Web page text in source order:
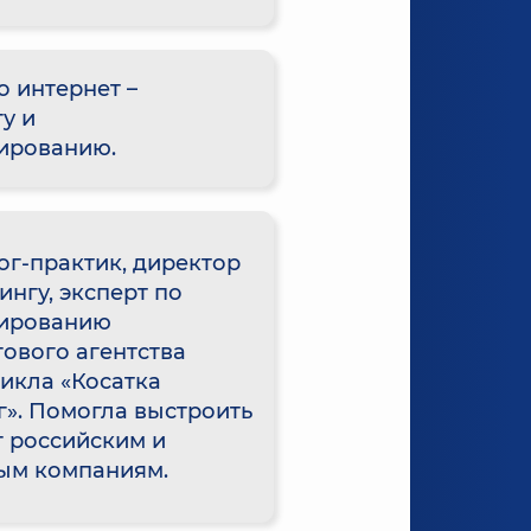
интернет –
и
практик, директор
эксперт по
агентства
«Косатка
Помогла выстроить
российским и
компаниям.